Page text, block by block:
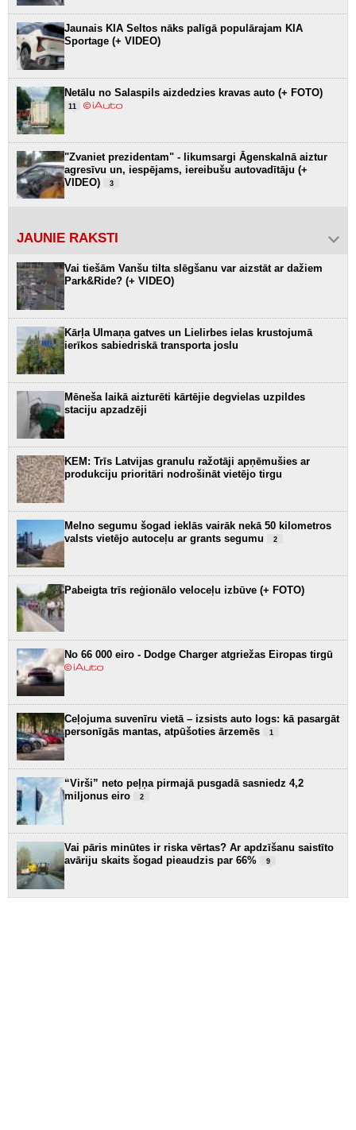
Jaunais KIA Seltos nāks palīgā populārajam KIA
Sportage (+ VIDEO)
Netālu no Salaspils aizdedzies kravas auto (+ FOTO)
11
"Zvaniet prezidentam" - likumsargi Āgenskalnā aiztur
agresīvu un, iespējams, iereibušu autovadītāju (+
VIDEO)
3
JAUNIE RAKSTI
Vai tiešām Vanšu tilta slēgšanu var aizstāt ar dažiem
Park&Ride? (+ VIDEO)
Kārļa Ulmaņa gatves un Lielirbes ielas krustojumā
ierīkos sabiedriskā transporta joslu
Mēneša laikā aizturēti kārtējie degvielas uzpildes
staciju apzadzēji
KEM: Trīs Latvijas granulu ražotāji apņēmušies ar
produkciju prioritāri nodrošināt vietējo tirgu
Melno segumu šogad ieklās vairāk nekā 50 kilometros
valsts vietējo autoceļu ar grants segumu
2
Pabeigta trīs reģionālo veloceļu izbūve (+ FOTO)
No 66 000 eiro - Dodge Charger atgriežas Eiropas tirgū
Ceļojuma suvenīru vietā – izsists auto logs: kā pasargāt
personīgās mantas, atpūšoties ārzemēs
1
“Virši” neto peļņa pirmajā pusgadā sasniedz 4,2
miljonus eiro
2
Vai pāris minūtes ir riska vērtas? Ar apdzīšanu saistīto
avāriju skaits šogad pieaudzis par 66%
9